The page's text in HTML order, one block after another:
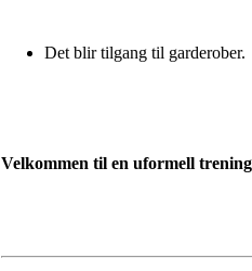
Det blir tilgang til garderober.
Velkommen til en uformell